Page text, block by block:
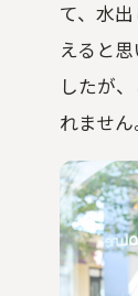
て、水
えると
したが
れません